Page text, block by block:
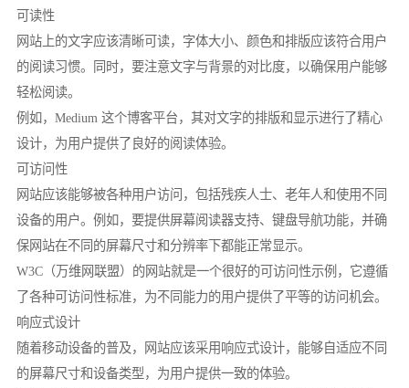
可读性
网站上的文字应该清晰可读，字体大小、颜色和排版应该符合用户
的阅读习惯。同时，要注意文字与背景的对比度，以确保用户能够
轻松阅读。
例如，Medium 这个博客平台，其对文字的排版和显示进行了精心
设计，为用户提供了良好的阅读体验。
可访问性
网站应该能够被各种用户访问，包括残疾人士、老年人和使用不同
设备的用户。例如，要提供屏幕阅读器支持、键盘导航功能，并确
保网站在不同的屏幕尺寸和分辨率下都能正常显示。
W3C（万维网联盟）的网站就是一个很好的可访问性示例，它遵循
了各种可访问性标准，为不同能力的用户提供了平等的访问机会。
响应式设计
随着移动设备的普及，网站应该采用响应式设计，能够自适应不同
的屏幕尺寸和设备类型，为用户提供一致的体验。